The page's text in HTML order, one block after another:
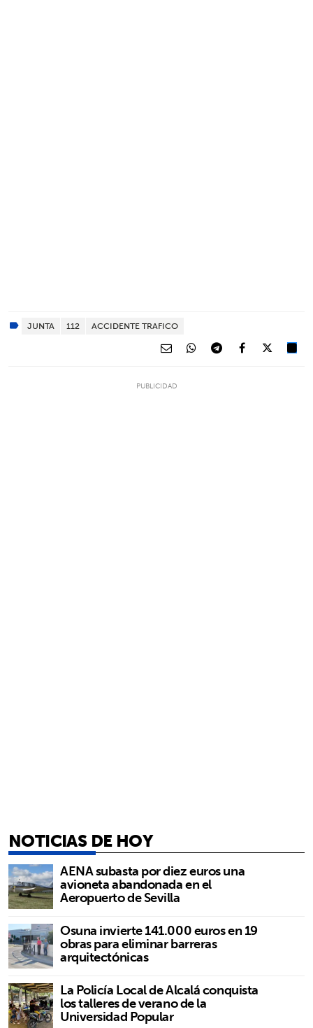
JUNTA 112 ACCIDENTE TRAFICO
NOTICIAS DE HOY
AENA subasta por diez euros una
avioneta abandonada en el
Aeropuerto de Sevilla
Osuna invierte 141.000 euros en 19
obras para eliminar barreras
arquitectónicas
La Policía Local de Alcalá conquista
los talleres de verano de la
Universidad Popular